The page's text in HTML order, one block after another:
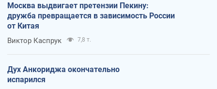
Москва выдвигает претензии Пекину:
дружба превращается в зависимость России
от Китая
Виктор Каспрук 7,8 т.
Дух Анкориджа окончательно
испарился